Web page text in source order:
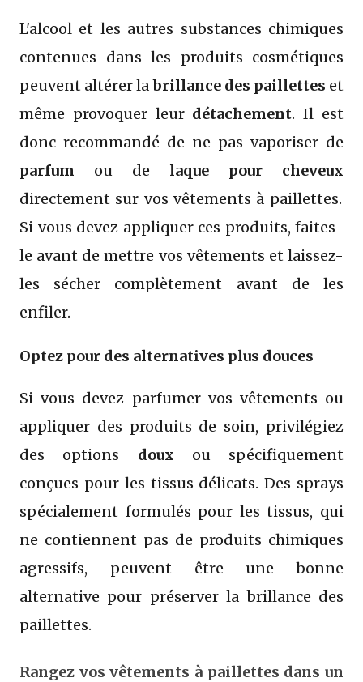
L'alcool et les autres substances chimiques
contenues dans les produits cosmétiques
peuvent altérer labrillance des paillettes et
même provoquer leur détachement. Il est
donc recommandé de ne pas vaporiser de
parfum ou de laque pour cheveux
directement sur vos vêtements à paillettes.
Si vous devez appliquer ces produits, faites-
le avant de mettre vos vêtements et laissez-
les sécher complètement avant de les
enfiler.
Optez pour des alternatives plus douces
Si vous devez parfumer vos vêtements ou
appliquer des produits de soin, privilégiez
des options doux ou spécifiquement
conçues pour les tissus délicats. Des sprays
spécialement formulés pour les tissus, qui
ne contiennent pas de produits chimiques
agressifs, peuvent être une bonne
alternative pour préserver la brillance des
paillettes.
Rangez vos vêtements à paillettes dans un